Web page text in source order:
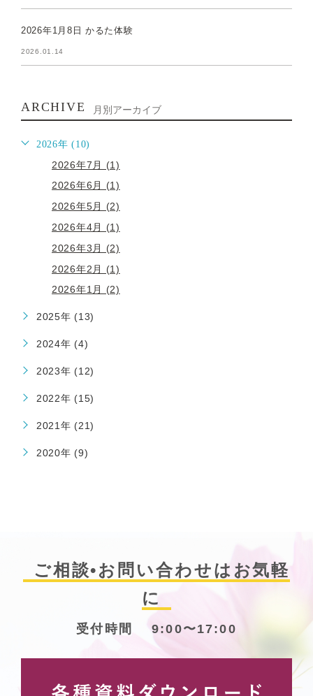
2026年1月8日 かるた体験
2026.01.14
ARCHIVE 月別アーカイブ
2026年 (10)
2026年7月 (1)
2026年6月 (1)
2026年5月 (2)
2026年4月 (1)
2026年3月 (2)
2026年2月 (1)
2026年1月 (2)
2025年 (13)
2024年 (4)
2023年 (12)
2022年 (15)
2021年 (21)
2020年 (9)
ご相談•お問い合わせはお気軽
に
受付時間 9:00〜17:00